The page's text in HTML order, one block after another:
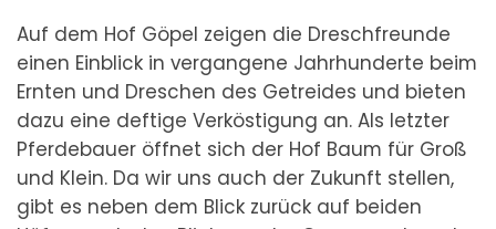
Auf dem Hof Göpel zeigen die Dreschfreunde
einen Einblick in vergangene Jahrhunderte beim
Ernten und Dreschen des Getreides und bieten
dazu eine deftige Verköstigung an. Als letzter
Pferdebauer öffnet sich der Hof Baum für Groß
und Klein. Da wir uns auch der Zukunft stellen,
gibt es neben dem Blick zurück auf beiden